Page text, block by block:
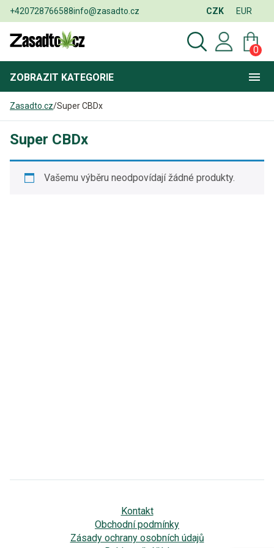
+420728766588info@zasadto.cz CZK EUR
0
ZOBRAZIT KATEGORIE
Zasadto.cz/Super CBDx
Super CBDx
Vašemu výběru neodpovídají žádné produkty.
Kontakt
Obchodní podmínky
Zásady ochrany osobních údajů